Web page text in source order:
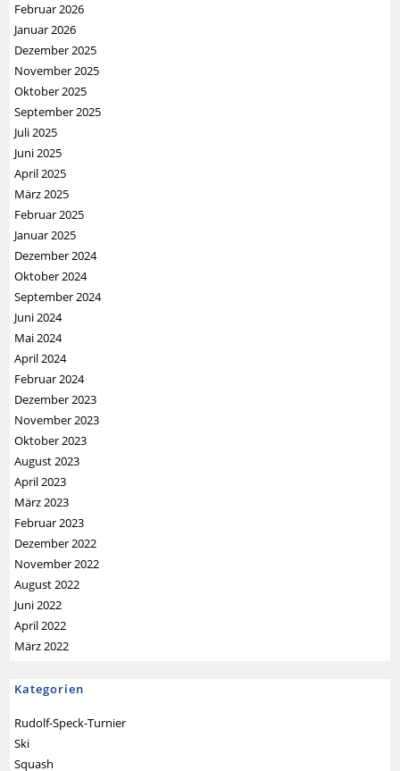
Februar 2026
Januar 2026
Dezember 2025
November 2025
Oktober 2025
September 2025
Juli 2025
Juni 2025
April 2025
März 2025
Februar 2025
Januar 2025
Dezember 2024
Oktober 2024
September 2024
Juni 2024
Mai 2024
April 2024
Februar 2024
Dezember 2023
November 2023
Oktober 2023
August 2023
April 2023
März 2023
Februar 2023
Dezember 2022
November 2022
August 2022
Juni 2022
April 2022
März 2022
Kategorien
Rudolf-Speck-Turnier
Ski
Squash